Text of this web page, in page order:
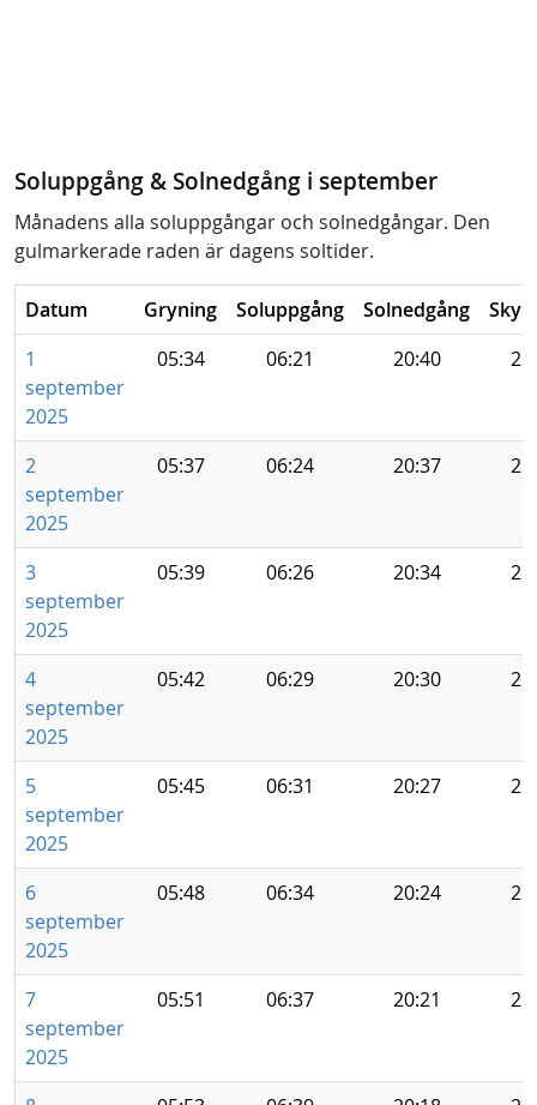
Soluppgång & Solnedgång i september
Månadens alla soluppgångar och solnedgångar. Den
gulmarkerade raden är dagens soltider.
Datum Gryning Soluppgång Solnedgång
1
september
2025
05:34 06:21 20:40
2
september
2025
05:37 06:24 20:37
3
september
2025
05:39 06:26 20:34
4
september
2025
05:42 06:29 20:30
5
september
2025
05:45 06:31 20:27
6
september
2025
05:48 06:34 20:24
7
september
2025
05:51 06:37 20:21